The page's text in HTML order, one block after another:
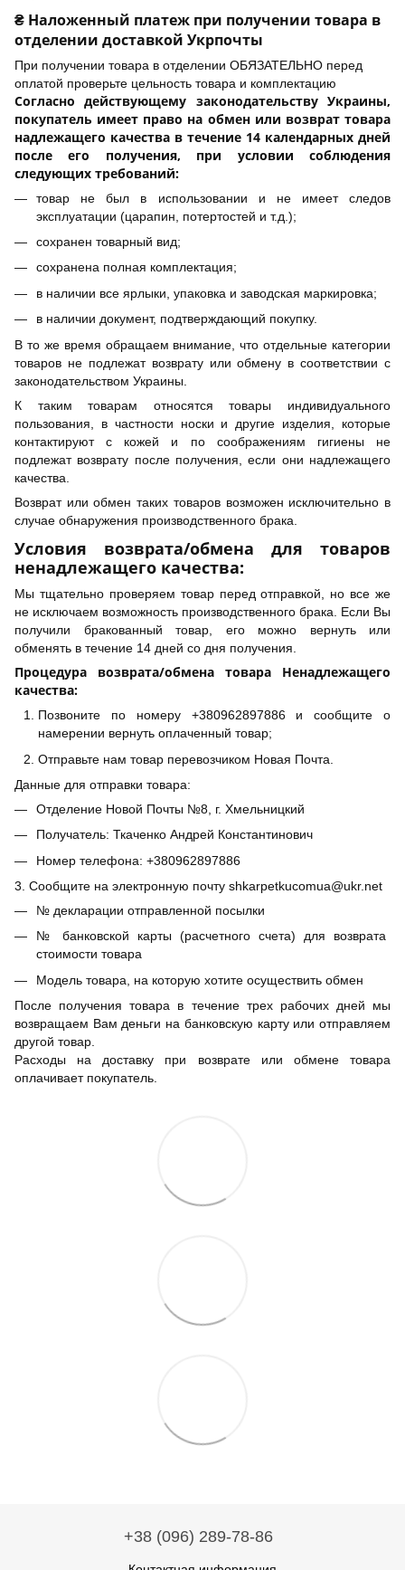
₴ Наложенный платеж при получении товара в
отделении доставкой Укрпочты
При получении товара в отделении ОБЯЗАТЕЛЬНО перед
оплатой проверьте цельность товара и комплектацию
Согласно действующему законодательству Украины,
покупатель имеет право на обмен или возврат товара
надлежащего качества в течение 14 календарных дней
после его получения, при условии соблюдения
следующих требований:
товар не был в использовании и не имеет следов
эксплуатации (царапин, потертостей и т.д.);
сохранен товарный вид;
сохранена полная комплектация;
в наличии все ярлыки, упаковка и заводская маркировка;
в наличии документ, подтверждающий покупку.
В то же время обращаем внимание, что отдельные категории
товаров не подлежат возврату или обмену в соответствии с
законодательством Украины.
К таким товарам относятся товары индивидуального
пользования, в частности носки и другие изделия, которые
контактируют с кожей и по соображениям гигиены не
подлежат возврату после получения, если они надлежащего
качества.
Возврат или обмен таких товаров возможен исключительно в
случае обнаружения производственного брака.
Условия возврата/обмена для товаров
ненадлежащего качества:
Мы тщательно проверяем товар перед отправкой, но все же
не исключаем возможность производственного брака. Если Вы
получили бракованный товар, его можно вернуть или
обменять в течение 14 дней со дня получения.
Процедура возврата/обмена товара Ненадлежащего
качества:
Позвоните по номеру +380962897886 и сообщите о
намерении вернуть оплаченный товар;
Отправьте нам товар перевозчиком Новая Почта.
Данные для отправки товара:
Отделение Новой Почты №8, г. Хмельницкий
Получатель: Ткаченко Андрей Константинович
Номер телефона: +380962897886
3. Сообщите на электронную почту shkarpetkucomua@ukr.net
№ декларации отправленной посылки
№ банковской карты (расчетного счета) для возврата
стоимости товара
Модель товара, на которую хотите осуществить обмен
После получения товара в течение трех рабочих дней мы
возвращаем Вам деньги на банковскую карту или отправляем
другой товар.
Расходы на доставку при возврате или обмене товара
оплачивает покупатель.
+38 (096) 289-78-86